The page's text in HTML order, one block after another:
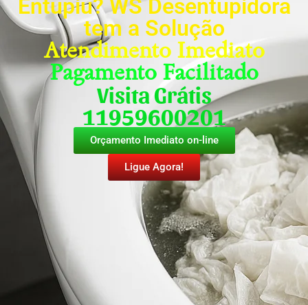
Entupiu? WS Desentupidora
tem a Solução
Atendimento Imediato
Pagamento Facilitado
Visita Grátis
11959600201
Orçamento Imediato on-line
Ligue Agora!